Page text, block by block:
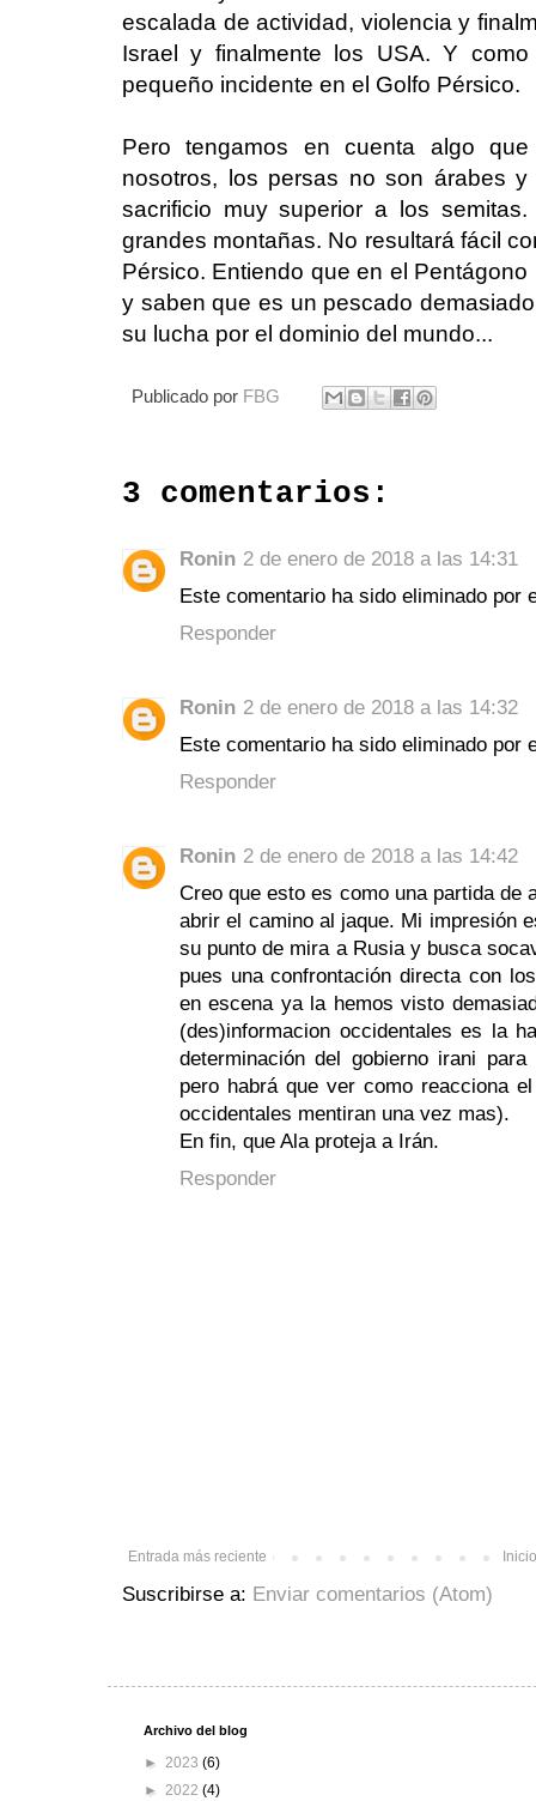
escalada de actividad, violencia y
Israel y finalmente los USA. Y
pequeño incidente en el Golfo Pérsico.
Pero tengamos en cuenta algo
nosotros, los persas no son árabes
sacrificio muy superior a los
grandes montañas. No resultará fácil
Pérsico. Entiendo que en el
y saben que es un pescado
su lucha por el dominio del mundo...
Publicado por FBG
3 comentarios:
Ronin 2 de enero de 2018 a las 14:31
Este comentario ha sido eliminado por
Responder
Ronin 2 de enero de 2018 a las 14:32
Este comentario ha sido eliminado por
Responder
Ronin 2 de enero de 2018 a las 14:42
Creo que esto es como una partida de
abrir el camino al jaque. Mi impresión
su punto de mira a Rusia y busca
pues una confrontación directa con
en escena ya la hemos visto
(des)informacion occidentales es la
determinación del gobierno irani
pero habrá que ver como reacciona
occidentales mentiran una vez mas).
En fin, que Ala proteja a Irán.
Responder
Entrada más reciente Inicio
Suscribirse a: Enviar comentarios (Atom)
Archivo del blog
► 2023 (6)
► 2022 (4)